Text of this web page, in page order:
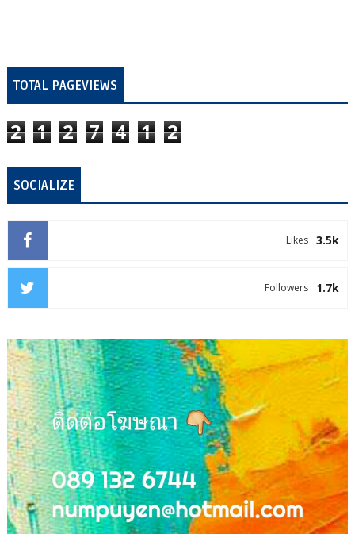
TOTAL PAGEVIEWS
2 1 2 7 4 1 2
SOCIALIZE
3.5k
Likes
1.7k
Followers